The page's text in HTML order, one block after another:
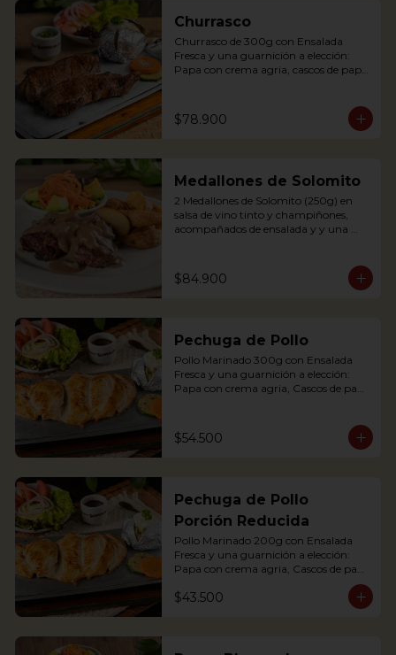
Churrasco
Churrasco de 300g con Ensalada
Fresca y una guarnición a elección:
Papa con crema agria, cascos de papa
y arracacha
served on a griddle with a baked
potato with sour cream.
Accompanied with a fresh salad and
Chimichurri sauce.
$78.900
Medallones de Solomito
2 Medallones de Solomito (250g) en
salsa de vino tinto y champiñones,
acompañados de ensalada y y una
maduro relleno de quesito, Palitos de
Yuca, Puré de papa y arracacha
with rustic potatoes and fresh avocado
salad
$84.900
Pechuga de Pollo
Pollo Marinado 300g con Ensalada
Fresca y una guarnición a elección:
Papa con crema agria, Cascos de papa
y arracacha.
with a fresh salad.
$54.500
Pechuga de Pollo
Porción Reducida
Pollo Marinado 200g con Ensalada
Fresca y una guarnición a elección:
Papa con crema agria, Cascos de papa
quesito, Palitos de Yuca, Puré de papa
y arracacha. (Foto Porción Completa)
$43.500